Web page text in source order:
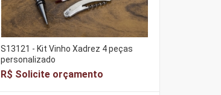
S13121 - Kit Vinho Xadrez 4 peças
personalizado
R$ Solicite orçamento